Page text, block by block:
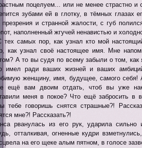
поцелуем... или не менее страстно
зубами ей в глотку, в тёмных глазах
презрения и странной жалости, с губ
наполненный жгучей ненавистью и
тех самых пор, как узнал кто мой
как узнал своё настоящее имя. Мне
А то вы судя по всему забыли о том, как
имел ради ваших жизней и ваших
женщину, имя, будущее, самого себя!
ещё вам двоим отдать, чтоб вы уже
меня в покое? Что ещё забросить в
тебе говоришь снятся страшные?!
мне?! Рассказать?!
рванулась из его рук, ударила сильно
отталкивая, огненные кудри
на его щеке алым пятном, в голосе